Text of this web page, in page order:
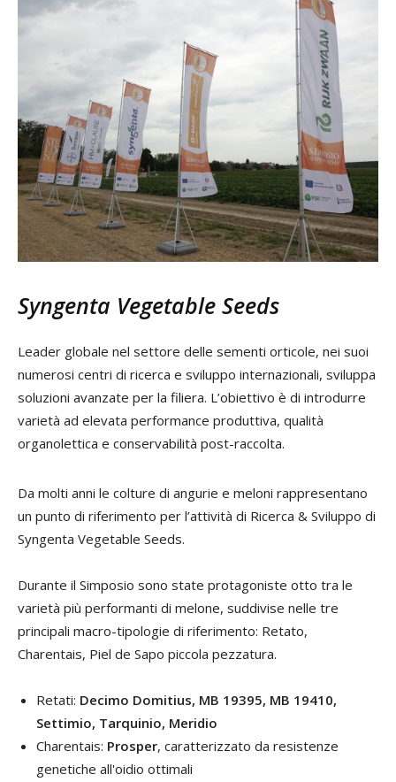
Syngenta Vegetable Seeds
Leader globale nel settore delle sementi orticole, nei suoi
numerosi centri di ricerca e sviluppo internazionali, sviluppa
soluzioni avanzate per la filiera. L’obiettivo è di introdurre
varietà ad elevata performance produttiva, qualità
organolettica e conservabilità post-raccolta.
Da molti anni le colture di angurie e meloni rappresentano
un punto di riferimento per l’attività di Ricerca & Sviluppo di
Syngenta Vegetable Seeds.
Durante il Simposio sono state protagoniste otto tra le
varietà più performanti di melone, suddivise nelle tre
principali macro-tipologie di riferimento: Retato,
Charentais, Piel de Sapo piccola pezzatura.
Retati: Decimo Domitius, MB 19395, MB 19410,
Settimio, Tarquinio, Meridio
Charentais: Prosper, caratterizzato da resistenze
genetiche all'oidio ottimali